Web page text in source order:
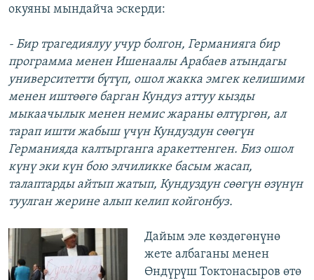
окуяны мындайча эскерди:
- Бир трагедиялуу учур болгон, Германияга бир
программа менен Ишенаалы Арабаев атындагы
университетти бүтүп, ошол жакка эмгек келишими
менен иштөөгө барган Кундуз аттуу кызды
мыкаачылык менен немис жараны өлтүргөн, ал
тарап ишти жабыш үчүн Кундуздун сөөгүн
Германияда калтырганга аракеттенген. Биз ошол
күнү эки күн бою элчиликке басым жасап,
талаптарды айтып жатып, Кундуздун сөөгүн өзүнүн
туулган жерине алып келип койгонбуз.
Дайым эле көздөгөнүнө
жете албаганы менен
Өндүрүш Токтонасыров өтө